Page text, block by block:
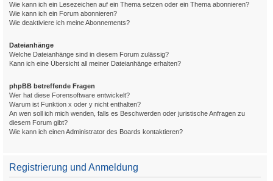
Wie kann ich ein Lesezeichen auf ein Thema setzen oder ein Thema abonnieren?
Wie kann ich ein Forum abonnieren?
Wie deaktiviere ich meine Abonnements?
Dateianhänge
Welche Dateianhänge sind in diesem Forum zulässig?
Kann ich eine Übersicht all meiner Dateianhänge erhalten?
phpBB betreffende Fragen
Wer hat diese Forensoftware entwickelt?
Warum ist Funktion x oder y nicht enthalten?
An wen soll ich mich wenden, falls es Beschwerden oder juristische Anfragen zu
diesem Forum gibt?
Wie kann ich einen Administrator des Boards kontaktieren?
Registrierung und Anmeldung